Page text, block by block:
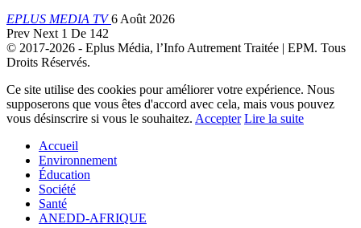
EPLUS MEDIA TV6 Août 2026
Prev Next 1 De 142
© 2017-2026 - Eplus Média, l’Info Autrement Traitée | EPM. Tous
Droits Réservés.
Ce site utilise des cookies pour améliorer votre expérience. Nous
supposerons que vous êtes d'accord avec cela, mais vous pouvez
vous désinscrire si vous le souhaitez. Accepter Lire la suite
Accueil
Environnement
Éducation
Société
Santé
ANEDD-AFRIQUE